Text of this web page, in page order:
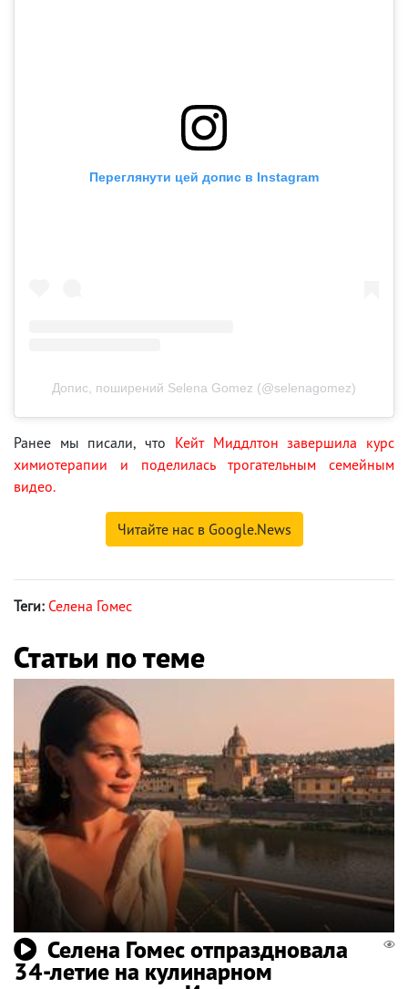
Переглянути цей допис в Instagram
Допис, поширений Selena Gomez (@selenagomez)
Ранее мы писали, что Кейт Миддлтон завершила курс
химиотерапии и поделилась трогательным семейным
видео.
Читайте нас в Google.News
Теги: Селена Гомес
Статьи по теме
Селена Гомес отпраздновала
34-летие на кулинарном